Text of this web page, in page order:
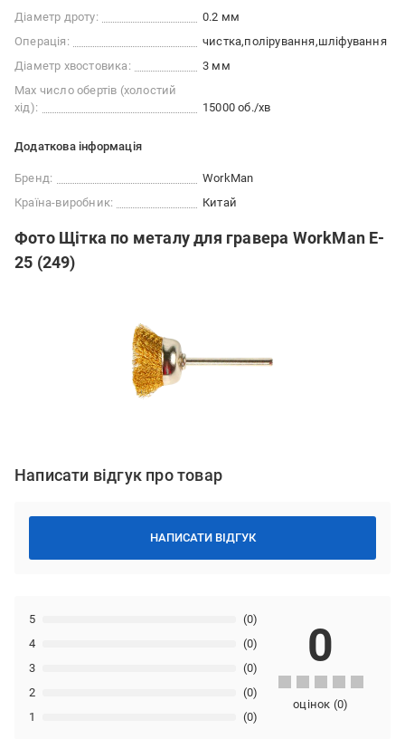
Діаметр дроту:
0.2 мм
Операція:
чистка полірування шліфування
Діаметр хвостовика:
3 мм
Max число обертів (холостий
хід):
15000 об./хв
Додаткова інформація
Бренд:
WorkMan
Країна-виробник:
Китай
Фото Щітка по металу для гравера WorkMan E-
25 (249)
Написати відгук про товар
НАПИСАТИ ВІДГУК
1 (0)
2 (0)
3 (0)
4 (0)
5 (0)
0
оцінок (0)